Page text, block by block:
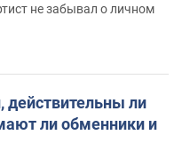
не забывал о личном
действительны ли
ли обменники и